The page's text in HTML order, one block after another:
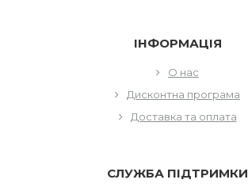
ІНФОРМАЦІЯ
О нас
Дисконтна програма
Доставка та оплата
СЛУЖБА ПІДТРИМКИ